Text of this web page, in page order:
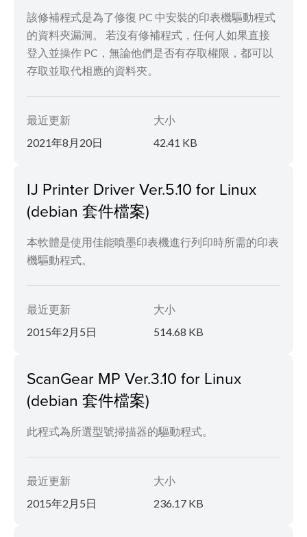
該修補程式是為了修復 PC 中安裝的印表機驅動程式
的資料夾漏洞。 若沒有修補程式，任何人如果直接
登入並操作 PC，無論他們是否有存取權限，都可以
存取並取代相應的資料夾。
最近更新
2021年8月20日
大小
42.41 KB
IJ Printer Driver Ver.5.10 for Linux
(debian 套件檔案)
本軟體是使用佳能噴墨印表機進行列印時所需的印表
機驅動程式。
最近更新
2015年2月5日
大小
514.68 KB
ScanGear MP Ver.3.10 for Linux
(debian 套件檔案)
此程式為所選型號掃描器的驅動程式。
最近更新
2015年2月5日
大小
236.17 KB